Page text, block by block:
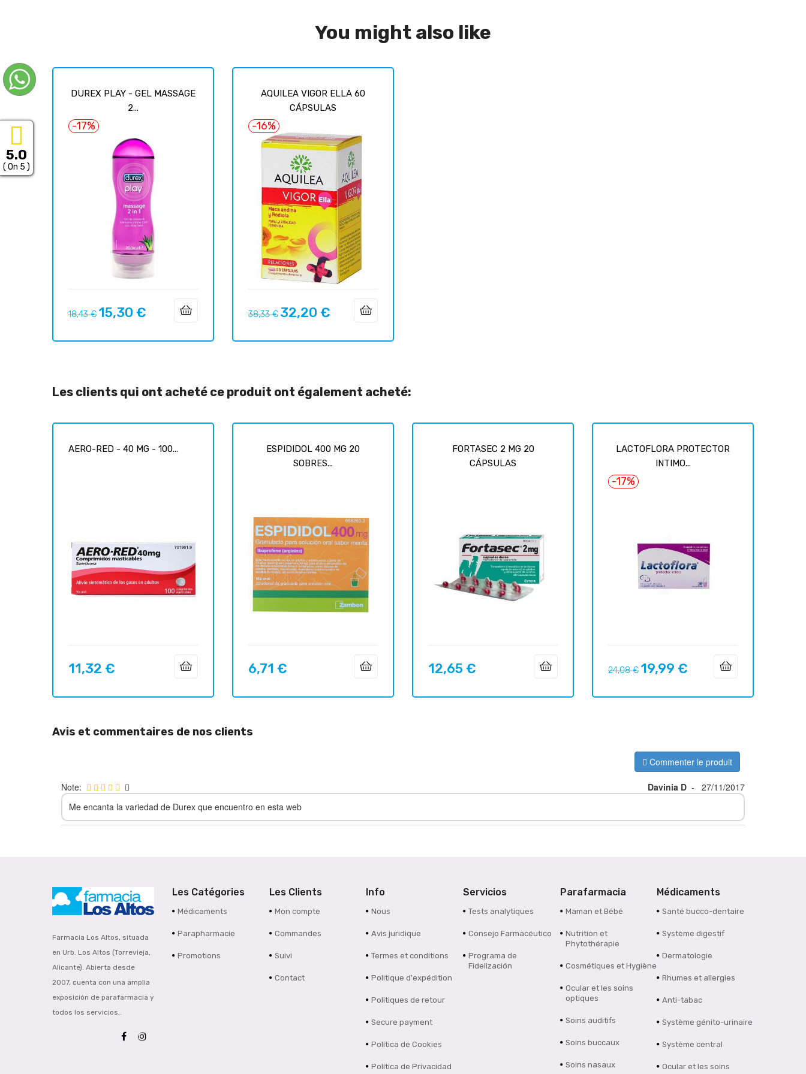
You might also like
DUREX PLAY - GEL MASSAGE
2...
-17%
Prix
18,43 € Prix
15,30 €
AQUILEA VIGOR ELLA 60
CÁPSULAS
-16%
Prix
38,33 € Prix
32,20 €
Les clients qui ont acheté ce produit ont également acheté:
AERO-RED - 40 MG - 100...
Prix
11,32 €
ESPIDIDOL 400 MG 20
SOBRES...
Prix
6,71 €
FORTASEC 2 MG 20
CÁPSULAS
Prix
12,65 €
LACTOFLORA PROTECTOR
INTIMO...
-17%
Prix
24,08 € Prix
19,99 €
Avis et commentaires de nos clients
Commenter le produit
Note: Davinia D -
27/11/2017
Me encanta la variedad de Durex que encuentro en esta web
Farmacia Los Altos, situada
en Urb. Los Altos (Torrevieja,
Alicante). Abierta desde
2007, cuenta con una amplia
exposición de parafarmacia y
todos los servicios..
Les Catégories
Médicaments
Parapharmacie
Promotions
Les Clients
Mon compte
Commandes
Suivi
Contact
Info
Nous
Avis juridique
Termes et conditions
Politique d'expédition
Politiques de retour
Secure payment
Política de Cookies
Política de Privacidad
Servicios
Tests analytiques
Consejo Farmacéutico
Programa de
Fidelización
Parafarmacia
Maman et Bébé
Nutrition et
Phytothérapie
Cosmétiques et Hygiène
Ocular et les soins
optiques
Soins auditifs
Soins buccaux
Soins nasaux
Médicaments
Santé bucco-dentaire
Système digestif
Dermatologie
Rhumes et allergies
Anti-tabac
Système génito-urinaire
Système central
Ocular et les soins
5.0
( On 5 )